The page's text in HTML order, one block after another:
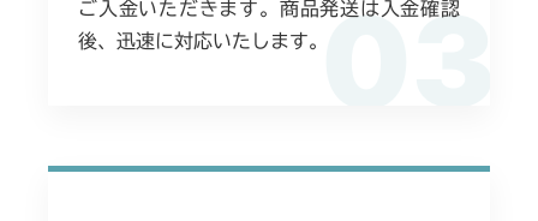
03
ご入金いただきます。商品発送は入金確認
後、迅速に対応いたします。